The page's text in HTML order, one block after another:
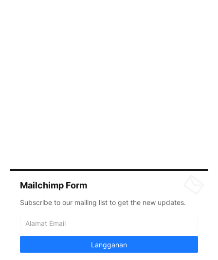
Mailchimp Form
Subscribe to our mailing list to get the new updates.